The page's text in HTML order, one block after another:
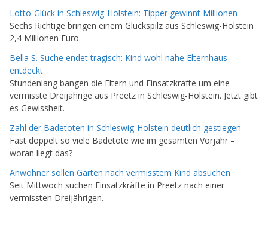
Lotto-Glück in Schleswig-Holstein: Tipper gewinnt Millionen
Sechs Richtige bringen einem Glückspilz aus Schleswig-Holstein
2,4 Millionen Euro.
Bella S. Suche endet tragisch: Kind wohl nahe Elternhaus
entdeckt
Stundenlang bangen die Eltern und Einsatzkräfte um eine
vermisste Dreijährige aus Preetz in Schleswig-Holstein. Jetzt gibt
es Gewissheit.
Zahl der Badetoten in Schleswig-Holstein deutlich gestiegen
Fast doppelt so viele Badetote wie im gesamten Vorjahr –
woran liegt das?
Anwohner sollen Gärten nach vermisstem Kind absuchen
Seit Mittwoch suchen Einsatzkräfte in Preetz nach einer
vermissten Dreijährigen.